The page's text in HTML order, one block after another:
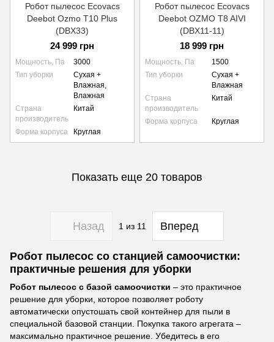
Робот пылесос Ecovacs
Deebot Ozmo T10 Plus
(DBX33)
24 999 грн
Мощность, Па
3000
Тип уборки
Сухая +
Влажная,
Влажная
Страна
производитель
Китай
Форма корпуса Круглая
Робот пылесос Ecovacs
Deebot OZMO T8 AIVI
(DBX11-11)
18 999 грн
Мощность, Па
1500
Тип уборки
Сухая +
Влажная
Страна
производитель
Китай
Форма корпуса Круглая
Показать еще 20 товаров
Назад 1 из 11 Вперед
Робот пылесос со станцией самоочистки:
практичные решения для уборки
Робот пылесос с базой самоочистки – это практичное
решение для уборки, которое позволяет роботу
автоматически опустошать свой контейнер для пыли в
специальной базовой станции. Покупка такого агрегата –
максимально практичное решение. Убедитесь в его